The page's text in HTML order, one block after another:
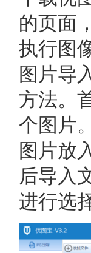
的页面
执行图
图片导
方法。
个图片
图片放
后导入
进行选